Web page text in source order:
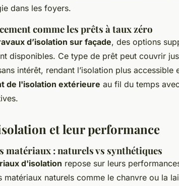
dans les foyers.
comme les prêts à taux zéro
d’isolation sur façade, des options
disponibles. Ce type de prêt peut couvrir
intérêt, rendant l’isolation plus accessible
de l'isolation extérieure au fil du temps
et leur performance
matériaux : naturels vs synthétiques
d'isolation repose sur leurs
matériaux naturels comme le chanvre ou la